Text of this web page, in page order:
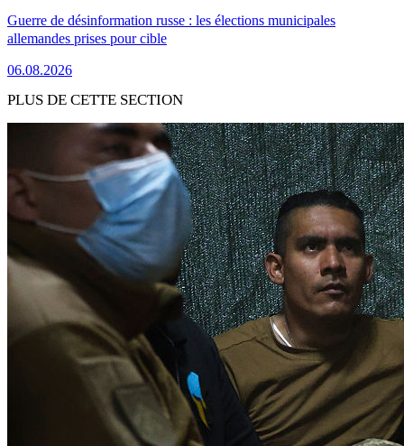
Guerre de désinformation russe : les élections municipales
allemandes prises pour cible
06.08.2026
PLUS DE CETTE SECTION